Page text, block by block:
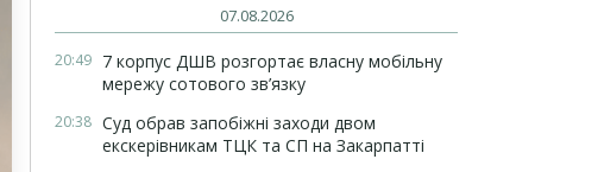
07.08.2026
20:49 7 корпус ДШВ розгортає власну мобільну
мережу сотового зв’язку
20:38 Суд обрав запобіжні заходи двом
екскерівникам ТЦК та СП на Закарпатті